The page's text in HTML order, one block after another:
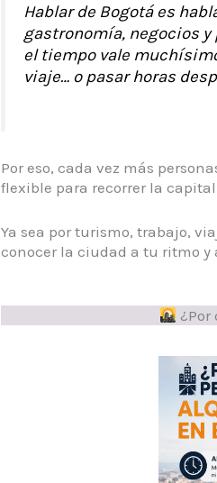
Hablar de Bogotá es
gastronomía, negocios y
el tiempo vale
viaje… o pasar horas
Por eso, cada vez más
flexible para recorrer la capital
Ya sea por turismo, trabajo,
conocer la ciudad a tu ritmo